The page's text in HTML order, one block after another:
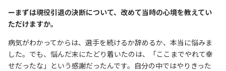
ーまずは現役引退の決断について、改めて当時の心境を教えてい
ただけますか。
病気がわかってからは、選手を続けるか辞めるか、本当に悩みま
した。でも、悩んだ末にたどり着いたのは、「ここまでやれて幸
せだったな」という感謝だったんです。自分の中ではやりきった